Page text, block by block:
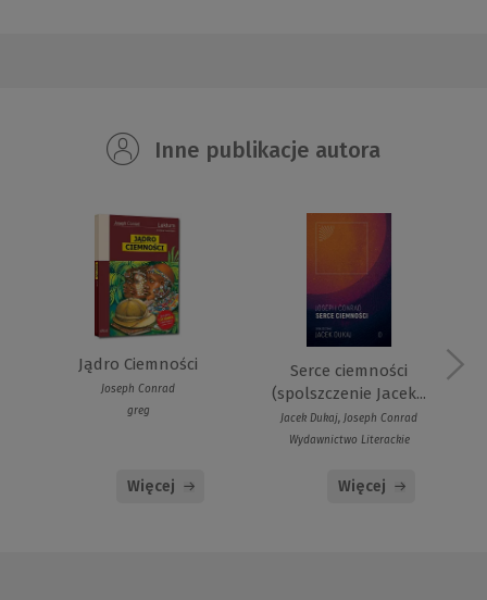
Inne publikacje autora
Jądro Ciemności
Joseph Conrad
greg
Więcej
Serce ciemności
(spolszczenie Jacek...
Jacek Dukaj, Joseph Conrad
Wydawnictwo Literackie
Więcej